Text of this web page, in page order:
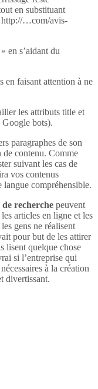
en substituant
http://…com/avis-
» en s’aidant du
en faisant attention à ne
les attributs title et
bots).
paragraphes de son
de contenu. Comme
suivant les cas de
vos contenus
langue compréhensible.
recherche peuvent
articles en ligne et les
gens ne réalisent
pour but de les attirer
lisent quelque chose
si l’entreprise qui
à la création
divertissant.